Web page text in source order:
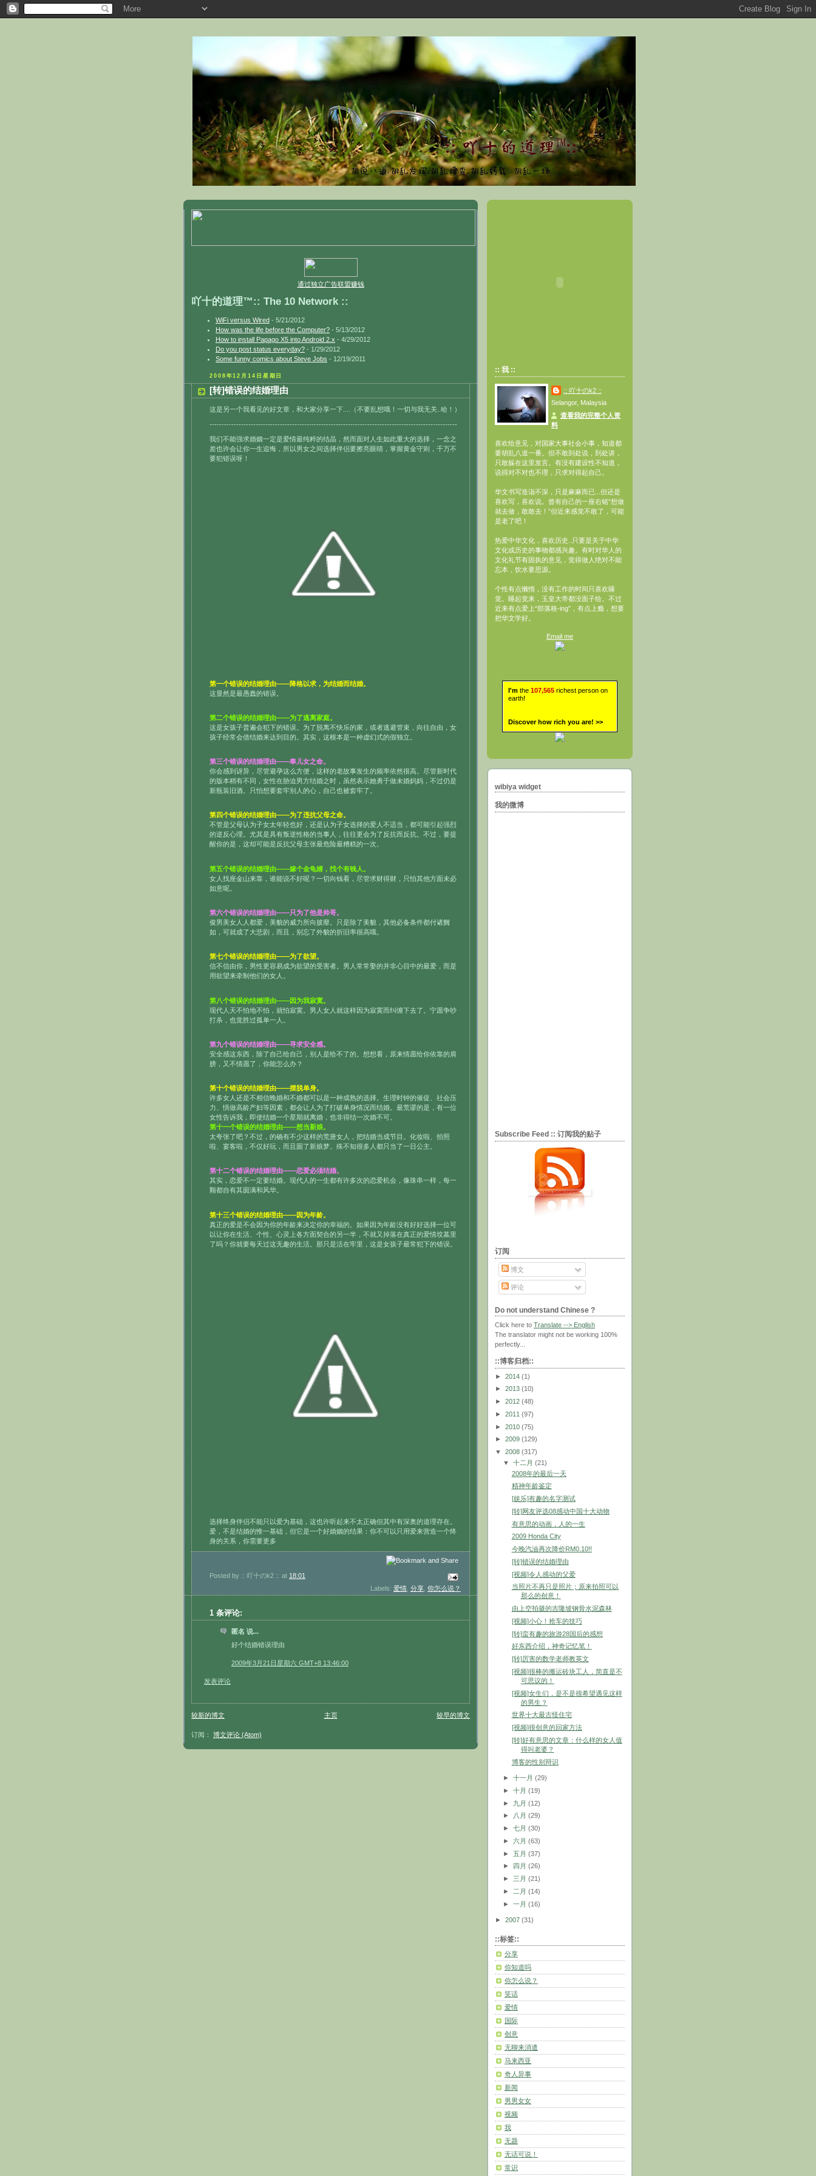
通过独立广告联盟赚钱
吖十的道理™:: The 10 Network ::
WiFi versus Wired - 5/21/2012
How was the life before the Computer? - 5/13/2012
How to install Papago X5 into Android 2.x - 4/29/2012
Do you post status everyday? - 1/29/2012
Some funny comics about Steve Jobs - 12/19/2011
2008年12月14日星期日
[转]错误的结婚理由
这是另一个我看见的好文章，和大家分享一下....（不要乱想哦！一切与我无关..哈！）
------------------------------------------------------------------------------------------------------
我们不能强求婚姻一定是爱情最纯粹的结晶，然而面对人生如此重大的选择，一念之
差也许会让你一生追悔，所以男女之间选择伴侣要擦亮眼睛，掌握黄金守则，千万不
要犯错误呀！
第一个错误的结婚理由——降格以求，为结婚而结婚。
这显然是最愚蠢的错误。
第二个错误的结婚理由——为了逃离家庭。
这是女孩子普遍会犯下的错误。为了脱离不快乐的家，或者逃避管束，向往自由，女
孩子经常会借结婚来达到目的。其实，这根本是一种虚幻式的假独立。
第三个错误的结婚理由——奉儿女之命。
你会感到讶异，尽管避孕这么方便，这样的老故事发生的频率依然很高。尽管新时代
的版本稍有不同，女性在胁迫男方结婚之时，虽然表示她勇于做未婚妈妈，不过仍是
新瓶装旧酒。只怕想要套牢别人的心，自己也被套牢了。
第四个错误的结婚理由——为了违抗父母之命。
不管是父母认为子女太年轻也好，还是认为子女选择的爱人不适当，都可能引起强烈
的逆反心理。尤其是具有叛逆性格的当事人，往往更会为了反抗而反抗。不过，要提
醒你的是，这却可能是反抗父母主张最危险最糟糕的一次。
第五个错误的结婚理由——嫁个金龟婿，找个有钱人。
女人找座金山来靠，谁能说不好呢？一切向钱看，尽管求财得财，只怕其他方面未必
如意呢。
第六个错误的结婚理由——只为了他是帅哥。
俊男美女人人都爱，美貌的威力所向披靡。只是除了美貌，其他必备条件都付诸阙
如，可就成了大悲剧，而且，别忘了外貌的折旧率很高哦。
第七个错误的结婚理由——为了欲望。
信不信由你，男性更容易成为欲望的受害者。男人常常娶的并非心目中的最爱，而是
用欲望来牵制他们的女人。
第八个错误的结婚理由——因为我寂寞。
现代人天不怕地不怕，就怕寂寞。男人女人就这样因为寂寞而纠缠下去了。宁愿争吵
打杀，也觉胜过孤单一人。
第九个错误的结婚理由——寻求安全感。
安全感这东西，除了自己给自己，别人是给不了的。想想看，原来情愿给你依靠的肩
膀，又不情愿了，你能怎么办？
第十个错误的结婚理由——摆脱单身。
许多女人还是不相信晚婚和不婚都可以是一种成熟的选择。生理时钟的催促、社会压
力、惧做高龄产妇等因素，都会让人为了打破单身情况而结婚。最荒谬的是，有一位
女性告诉我，即使结婚一个星期就离婚，也非得结一次婚不可。
第十一个错误的结婚理由——想当新娘。
太夸张了吧？不过，的确有不少这样的荒唐女人，把结婚当成节目。化妆啦、拍照
啦、宴客啦，不仅好玩，而且圆了新娘梦。殊不知很多人都只当了一日公主。
第十二个错误的结婚理由——恋爱必须结婚。
其实，恋爱不一定要结婚。现代人的一生都有许多次的恋爱机会，像珠串一样，每一
颗都自有其圆满和风华。
第十三个错误的结婚理由——因为年龄。
真正的爱是不会因为你的年龄来决定你的幸福的。如果因为年龄没有好好选择一位可
以让你在生活、个性、心灵上各方面契合的另一半，不就又掉落在真正的爱情坟墓里
了吗？你就要每天过这无趣的生活。那只是活在牢里，这是女孩子最常犯下的错误。
选择终身伴侣不能只以爱为基础，这也许听起来不太正确但其中有深奥的道理存在。
爱，不是结婚的惟一基础，但它是一个好婚姻的结果：你不可以只用爱来营造一个终
身的关系，你需要更多
Posted by :: 吖十のk2 :: at 18:01
Labels: 爱情, 分享, 你怎么说？
1 条评论:
匿名 说...
好个结婚错误理由
2009年3月21日星期六 GMT+8 13:46:00
发表评论
较新的博文 较早的博文
主页
订阅： 博文评论 (Atom)
:: 我 ::
:: 吖十のk2 ::
Selangor, Malaysia
查看我的完整个人资
料
喜欢给意见，对国家大事社会小事，知道都
要胡乱八道一番。但不敢到处说，到处讲，
只敢躲在这里发言。有没有建设性不知道，
说得对不对也不理，只求对得起自己。
华文书写造诣不深，只是麻麻而已...但还是
喜欢写，喜欢说。曾有自己的一座右铭“想做
就去做，敢敢去！”但近来感觉不敢了，可能
是老了吧！
热爱中华文化，喜欢历史..只要是关于中华
文化或历史的事物都感兴趣。有时对华人的
文化礼节有固执的意见，觉得做人绝对不能
忘本，饮水要思源。
个性有点懒惰，没有工作的时间只喜欢睡
觉。睡起觉来，玉皇大帝都没面子给。不过
近来有点爱上“部落格-ing”，有点上瘾，想要
把华文学好。
Email me
I'm the 107,565 richest person on
earth!
Discover how rich you are! >>
wibiya widget
我的微博
Subscribe Feed :: 订阅我的贴子
订阅
博文
评论
Do not understand Chinese ?
Click here to Translate --> English
The translator might not be working 100%
perfectly...
::博客归档::
► 2014 (1)
► 2013 (10)
► 2012 (48)
► 2011 (97)
► 2010 (75)
► 2009 (129)
▼ 2008 (317)
▼十二月(21)
2008年的最后一天
精神年龄鉴定
[娱乐]有趣的名字测试
[转]网友评选08感动中国十大动物
有意思的动画，人的一生
2009 Honda City
今晚汽油再次降价RM0.10!!
[转]错误的结婚理由
[视频]令人感动的父爱
当照片不再只是照片；原来拍照可以
那么的创意！
由上空拍摄的吉隆坡钢骨水泥森林
[视频]小心！抢车的技巧
[转]蛮有趣的旅游28国后的感想
好东西介绍，神奇记忆笔！
[转]厉害的数学老师教英文
[视频]很棒的搬运砖块工人，简直是不
可思议的！
[视频]女生们，是不是很希望遇见这样
的男生？
世界十大最古怪住宅
[视频]很创意的回家方法
[转]好有意思的文章：什么样的女人值
得叫老婆？
博客的性别辩识
►十一月(29)
►十月(19)
► 九月(12)
►
八月(29)
►七月(30)
►六月(63)
►五月(37)
►
四月(26)
► 三月(21)
► 二月(14)
►一月(16)
► 2007 (31)
::标签::
分享
你知道吗
你怎么说？
笑话
爱情
国际
创意
无聊来消遣
马来西亚
奇人异事
新闻
男男女女
视频
我
无题
无话可说！
常识